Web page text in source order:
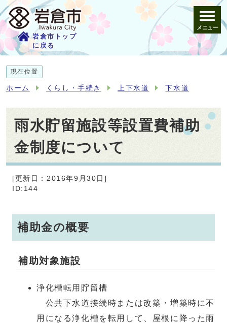
岩倉市トップ
に戻る
メニュー
現在位置
ホーム くらし・手続き 上下水道 下水道
雨水貯留施設等設置費補助
金制度について
[更新日：2016年9月30日]
ID:144
補助金の概要
補助対象施設
浄化槽転用貯留槽
公共下水道接続時または改築・増築時に不
用になる浄化槽を転用して、屋根に降った雨